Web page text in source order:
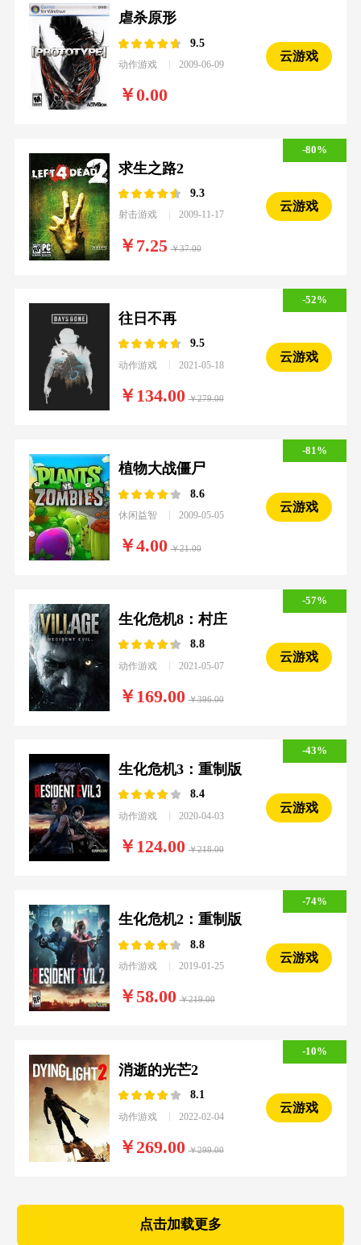
虐杀原形
9.5
动作游戏 2009-06-09
0.00
云游戏
求生之路2
9.3
射击游戏 2009-11-17
7.25 37.00
云游戏
-80%
往日不再
9.5
动作游戏 2021-05-18
134.00 279.00
云游戏
-52%
植物大战僵尸
8.6
休闲益智 2009-05-05
4.00 21.00
云游戏
-81%
生化危机8：村庄
8.8
动作游戏 2021-05-07
169.00 396.00
云游戏
-57%
生化危机3：重制版
8.4
动作游戏 2020-04-03
124.00 218.00
云游戏
-43%
生化危机2：重制版
8.8
动作游戏 2019-01-25
58.00 219.00
云游戏
-74%
消逝的光芒2
8.1
动作游戏 2022-02-04
269.00 299.00
云游戏
-10%
点击加载更多